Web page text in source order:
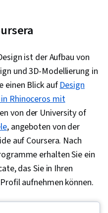
ist der Aufbau von
und 3D-Modellierung in
einen Blick aufDesign
Rhinoceros mit
von der University of
, angeboten von der
auf Coursera. Nach
erhalten Sie ein
das Sie in Ihren
aufnehmen können.